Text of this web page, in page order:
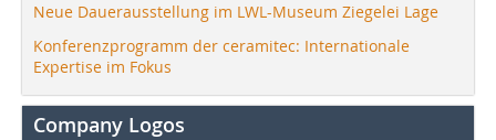
Neue Dauerausstellung im LWL-Museum Ziegelei Lage
Konferenzprogramm der ceramitec: Internationale
Expertise im Fokus
Company Logos